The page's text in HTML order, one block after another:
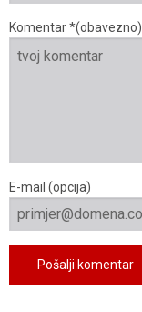
Komentar *(obavezno)
E-mail (opcija)
Pošalji komentar